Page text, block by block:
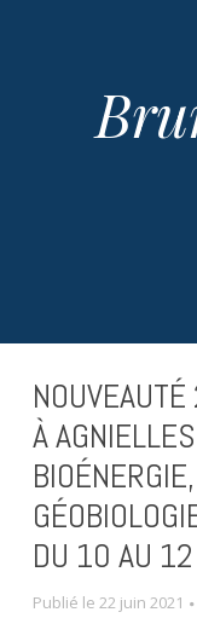
À
DU 10 AU
Publié le 22 juin 2021